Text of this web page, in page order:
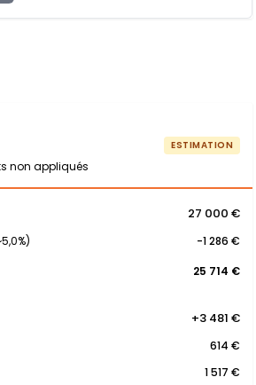
non appliqués
ESTIMATION
27 000 €
-1 286 €
25 714 €
+3 481 €
614 €
1 517 €